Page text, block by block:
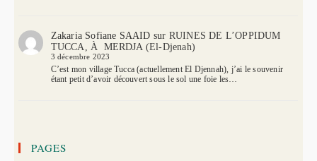
Zakaria Sofiane SAAID sur RUINES DE L’OPPIDUM
TUCCA, À MERDJA (El-Djenah)
3 décembre 2023
C’est mon village Tucca (actuellement El Djennah), j’ai le souvenir
étant petit d’avoir découvert sous le sol une foie les…
PAGES